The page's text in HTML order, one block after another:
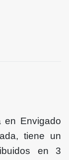
Envigado
tiene un
en 3